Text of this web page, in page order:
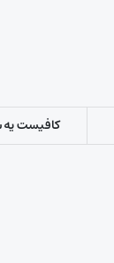
کافیست یه